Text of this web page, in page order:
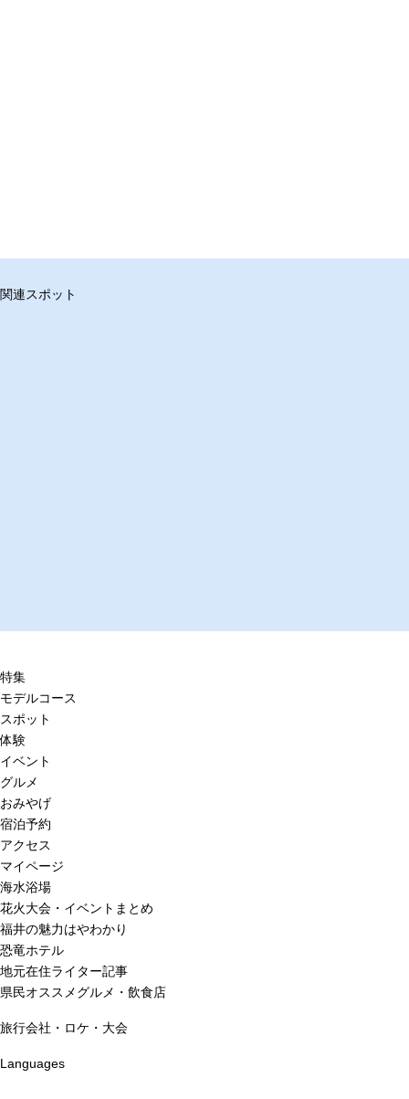
関連スポット
特集
モデルコース
スポット
体験
イベント
グルメ
おみやげ
宿泊予約
アクセス
マイページ
海水浴場
花火大会・イベントまとめ
福井の魅力はやわかり
恐竜ホテル
地元在住ライター記事
県民オススメグルメ・飲食店
旅行会社・ロケ・大会
Languages